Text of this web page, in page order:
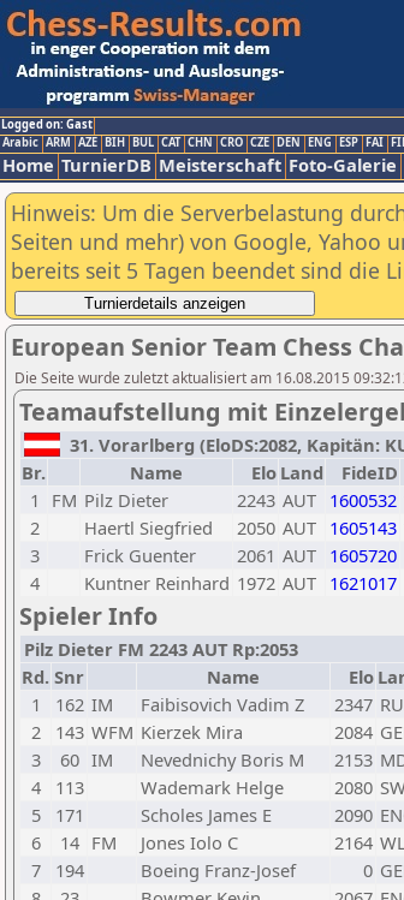
Logged on: Gast
Arabic ARM AZE BIH BUL CAT CHN CRO CZE DEN ENG ESP FAI
Home TurnierDB Meisterschaft Foto-Galerie
Hinweis: Um die Serverbelastung
Seiten und mehr) von Google, Yahoo
bereits seit 5 Tagen beendet sind die
European Senior Team Chess
Die Seite wurde zuletzt aktualisiert am 16.08.2015
Teamaufstellung mit
31. Vorarlberg (EloDS:2082, Kapitän:
Br.
Name Elo Land FideID
1
FM Pilz Dieter 2243 AUT 1600532
2
Haertl Siegfried 2050 AUT 1605143
3
Frick Guenter 2061 AUT 1605720
4
Kuntner Reinhard 1972 AUT 1621017
Spieler Info
Pilz Dieter FM 2243 AUT Rp:2053
Rd. Snr Name Elo
1
162 IM Faibisovich Vadim Z 2347
2
143 WFM Kierzek Mira 2084
3
60 IM Nevednichy Boris M 2153
4
113 Wademark Helge 2080
5
171 Scholes James E 2090
6
14 FM Jones Iolo C 2164
7
194 Boeing Franz-Josef 0